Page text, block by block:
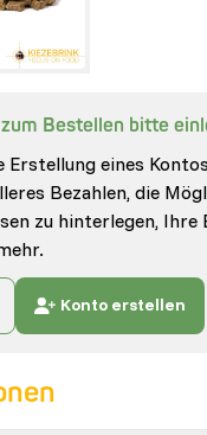
Bestellen bitte
Erstellung eines
Bezahlen, die
zu hinterlegen, Ihre
Konto erstellen